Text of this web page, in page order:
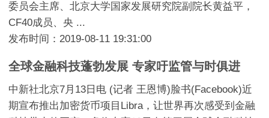
委员会主席、北京大学国家发展研究院副院长黄益平，
CF40成员、央 ...
发布时间：2019-08-11 19:31:00
全球金融科技蓬勃发展 专家吁监管与时俱进
中新社北京7月13日电 (记者 王恩博)脸书(Facebook)近
期宣布推出加密货币项目Libra，让世界再次感受到金融